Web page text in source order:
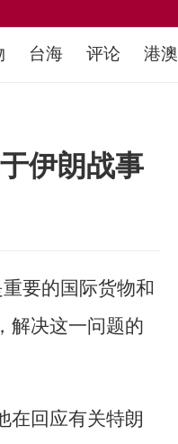
台海 评论 港澳
伊朗战事
要的国际货物和
解决这一问题的
在回应有关特朗